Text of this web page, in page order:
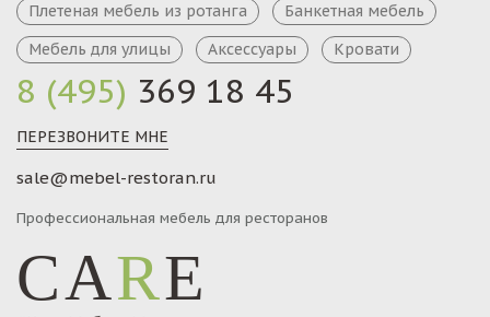
8 (495) 369 18 45
ПЕРЕЗВОНИТЕ МНЕ
sale@mebel-restoran.ru
Профессиональная мебель для ресторанов
CARE
Плетеная мебель из ротанга
Банкетная мебель
Мебель для улицы
Аксессуары Кровати